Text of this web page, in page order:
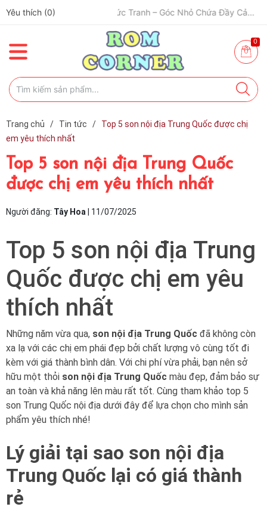
Yêu thích (0) 🎨 Một Bức Tranh – Góc Nhỏ Chứa Đầy Cảm Xúc ✨
0
Trang chủ / Tin tức /
Top 5 son nội địa Trung Quốc được chị
em yêu thích nhất
Top 5 son nội địa Trung Quốc
được chị em yêu thích nhất
Người đăng: Tây Hoa 11/07/2025
Top 5 son nội địa Trung
Quốc được chị em yêu
thích nhất
Những năm vừa qua, son nội địa Trung Quốc đã không còn
xa lạ với các chị em phái đẹp bởi chất lượng vô cùng tốt đi
kèm với giá thành bình dân. Với chi phí vừa phải, bạn nên sở
hữu một thỏi son nội địa Trung Quốc màu đẹp, đảm bảo sự
an toàn và khả năng lên màu rất tốt. Cùng tham khảo top 5
son Trung Quốc nội địa dưới đây để lựa chọn cho mình sản
phẩm yêu thích nhé!
Lý giải tại sao son nội địa
Trung Quốc lại có giá thành
rẻ